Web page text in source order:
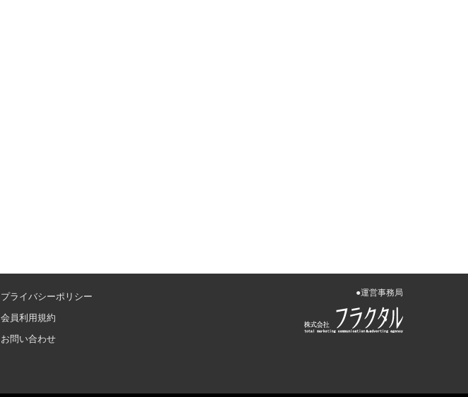
プライバシーポリシー
会員利用規約
お問い合わせ
●運営事務局